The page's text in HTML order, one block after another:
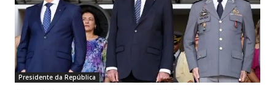
Presidente da República